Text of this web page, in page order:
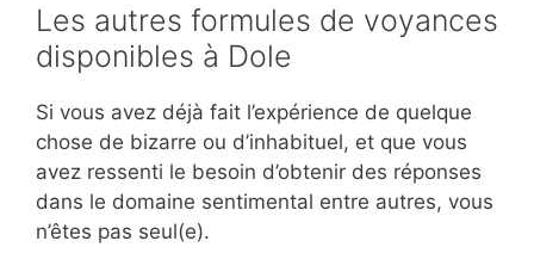
Les autres formules de voyances
disponibles à Dole
Si vous avez déjà fait l’expérience de quelque
chose de bizarre ou d’inhabituel, et que vous
avez ressenti le besoin d’obtenir des réponses
dans le domaine sentimental entre autres, vous
n’êtes pas seul(e).